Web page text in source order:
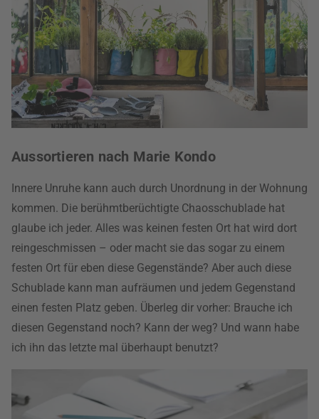
Aussortieren nach Marie Kondo
Innere Unruhe kann auch durch Unordnung in der Wohnung
kommen. Die berühmtberüchtigte Chaosschublade hat
glaube ich jeder. Alles was keinen festen Ort hat wird dort
reingeschmissen – oder macht sie das sogar zu einem
festen Ort für eben diese Gegenstände? Aber auch diese
Schublade kann man aufräumen und jedem Gegenstand
einen festen Platz geben. Überleg dir vorher: Brauche ich
diesen Gegenstand noch? Kann der weg? Und wann habe
ich ihn das letzte mal überhaupt benutzt?